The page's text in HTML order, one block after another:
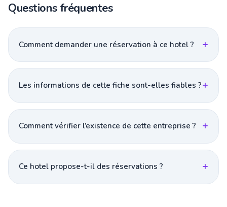
Questions fréquentes
Comment demander une réservation à ce hotel ?
Les informations de cette fiche sont-elles fiables ?
Comment vérifier l’existence de cette entreprise ?
Ce hotel propose-t-il des réservations ?